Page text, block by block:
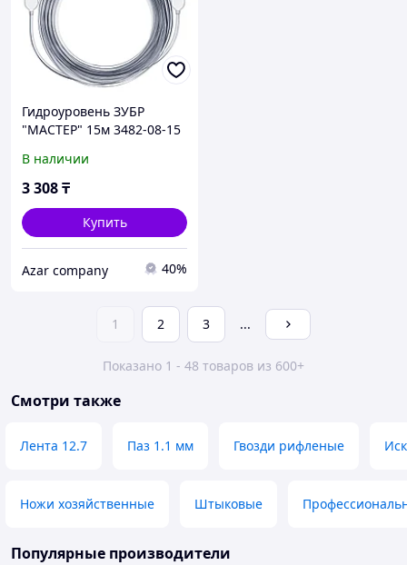
Гидроуровень ЗУБР
"МАСТЕР" 15м 3482-08-15
В наличии
3 308₸
Купить
Azar company 40%
1 2 3 ...
Показано 1 - 48 товаров из 600+
Смотри также
Лента 12.7 Паз 1.1 мм Гвозди рифленые
Ножи хозяйственные Штыковые
Популярные производители